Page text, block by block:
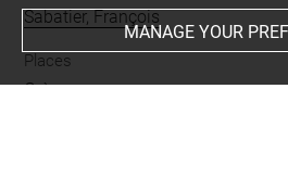
Sabatier, François
Places
Grèce+
MANAGE YOUR